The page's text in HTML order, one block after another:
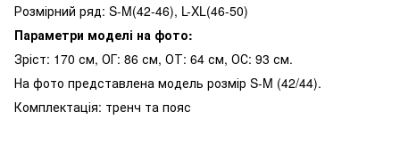
Розмірний ряд: S-M(42-46), L-XL(46-50)
Параметри моделі на фото:
Зріст: 170 см, ОГ: 86 см, ОТ: 64 см, ОС: 93 см.
На фото представлена ​​модель розмір S-M (42/44).
Комплектація: тренч та пояс